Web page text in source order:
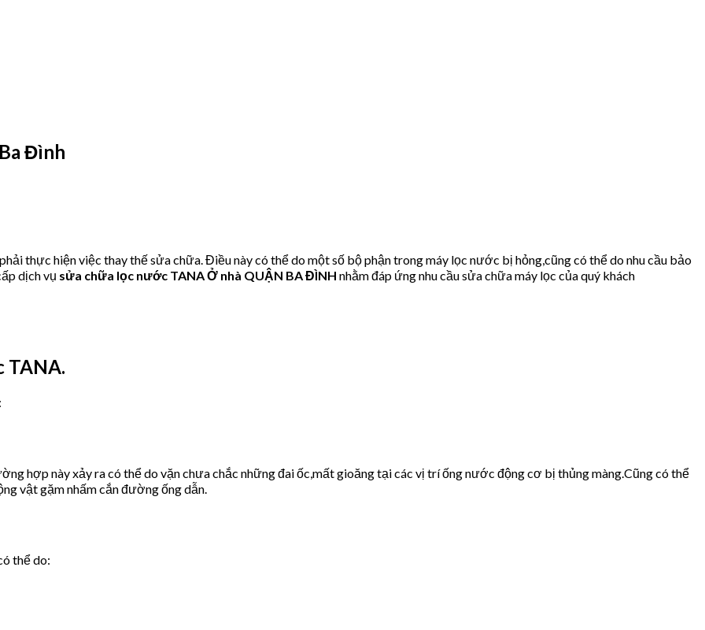
Đình
thực hiện việc thay thế sửa chữa. Điều này có thể do một số bộ phận trong máy lọc nước bị hỏng,cũng có thể do nhu cầu bảo
dịch vụ sửa chữa lọc nước TANA Ở nhà QUẬN BA ĐÌNH nhằm đáp ứng nhu cầu sửa chữa máy lọc của quý khách
TANA.
hợp này xảy ra có thể do vặn chưa chắc những đai ốc,mất gioăng tại các vị trí ống nước động cơ bị thủng màng.Cũng có thể
vật gặm nhấm cắn đường ống dẫn.
thể do: